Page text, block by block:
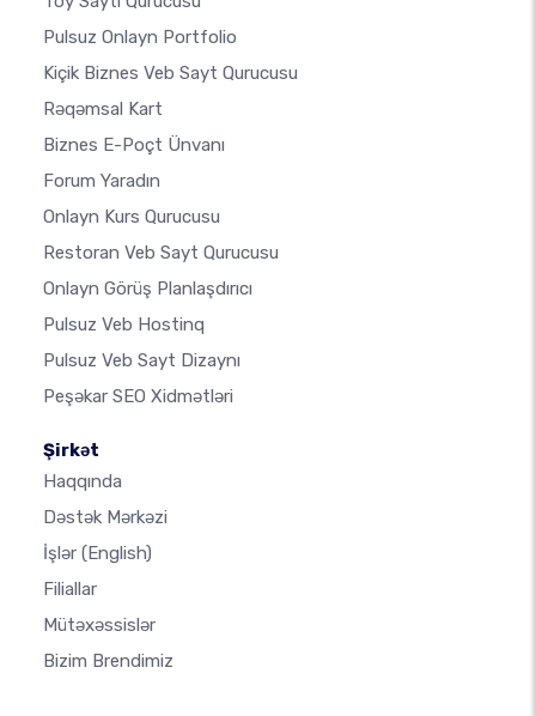
Pulsuz Onlayn Portfolio
Kiçik Biznes Veb Sayt Qurucusu
Rəqəmsal Kart
Biznes E-Poçt Ünvanı
Forum Yaradın
Onlayn Kurs Qurucusu
Restoran Veb Sayt Qurucusu
Onlayn Görüş Planlaşdırıcı
Pulsuz Veb Hostinq
Pulsuz Veb Sayt Dizaynı
Peşəkar SEO Xidmətləri
Şirkət
Haqqında
Dəstək Mərkəzi
İşlər (English)
Filiallar
Mütəxəssislər
Bizim Brendimiz